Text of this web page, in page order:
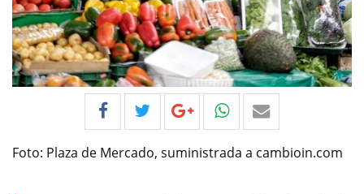
Foto: Plaza de Mercado, suministrada a cambioin.com